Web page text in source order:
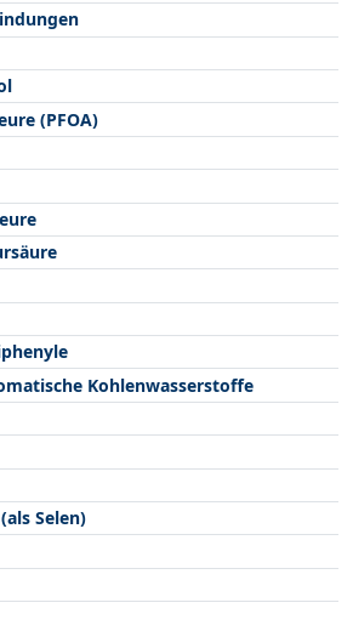
(PFOA)
Kohlenwasserstoffe
Selen)